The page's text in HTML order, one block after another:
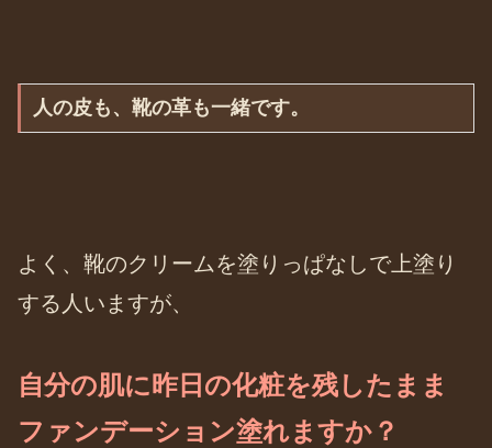
人の皮も、靴の革も一緒です。
よく、靴のクリームを塗りっぱなしで上塗り
する人いますが、
自分の肌に昨日の化粧を残したまま
ファンデーション塗れますか？